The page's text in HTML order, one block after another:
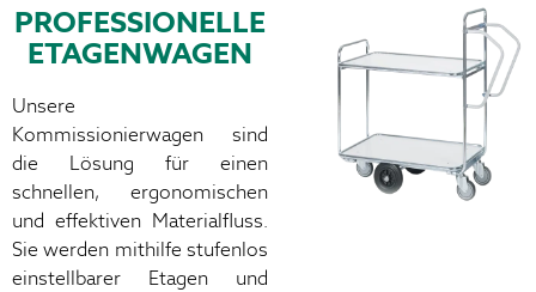
PROFESSIONELLE
ETAGENWAGEN
Unsere
Kommissionierwagen sind
die Lösung für einen
schnellen, ergonomischen
und effektiven Materialfluss.
Sie werden mithilfe stufenlos
einstellbarer Etagen und